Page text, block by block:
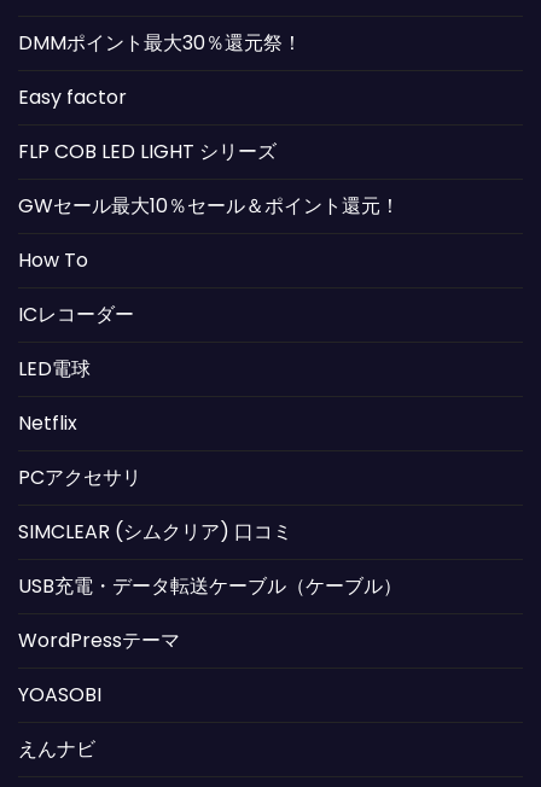
DMMポイント最大30％還元祭！
Easy factor
FLP COB LED LIGHT シリーズ
GWセール最大10％セール＆ポイント還元！
How To
ICレコーダー
LED電球
Netflix
PCアクセサリ
SIMCLEAR (シムクリア) 口コミ
USB充電・データ転送ケーブル（ケーブル）
WordPressテーマ
YOASOBI
えんナビ